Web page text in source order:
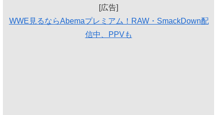
[広告]
WWE見るならAbemaプレミアム！RAW・SmackDown配
信中、PPVも